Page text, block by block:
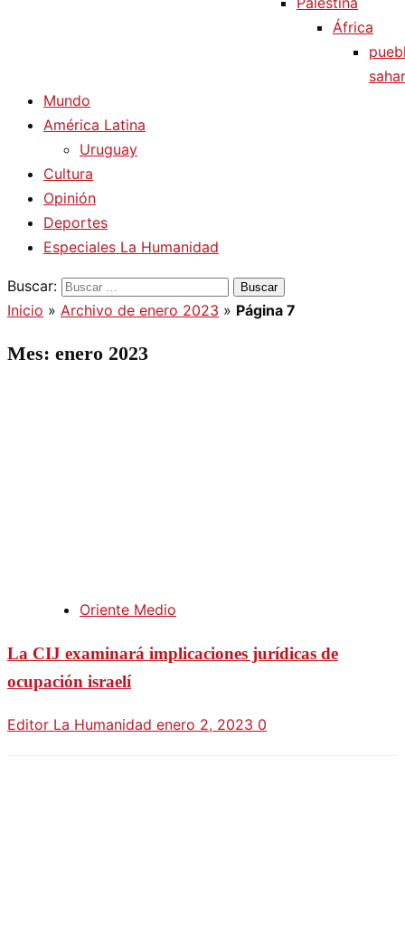
África
Mundo
América Latina
Uruguay
Cultura
Opinión
Deportes
Especiales La Humanidad
Buscar:
Inicio » Archivo de enero 2023 » Página 7
Mes: enero 2023
Oriente Medio
La CIJ examinará implicaciones jurídicas de
ocupación israelí
Editor La Humanidad enero 2, 2023 0